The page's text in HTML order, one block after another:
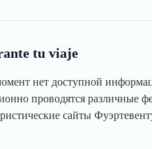
tu viaje
нет доступной
проводятся различные
сайты